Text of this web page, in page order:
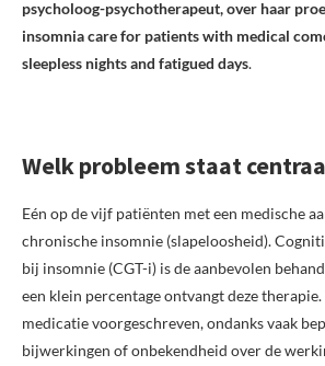
psycholoog-psychotherapeut, over haar
insomnia care for patients with medical
sleepless nights and fatigued days.
Welk probleem staat
Eén op de vijf patiënten met een medische
chronische insomnie (slapeloosheid).
bij insomnie (CGT-i) is de aanbevolen
een klein percentage ontvangt deze
medicatie voorgeschreven, ondanks vaak
bijwerkingen of onbekendheid over de